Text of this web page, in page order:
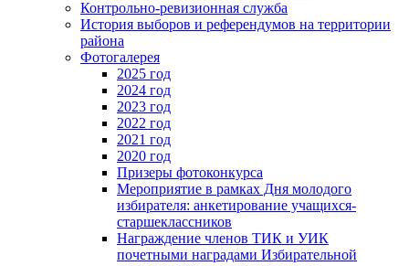
Контрольно-ревизионная служба
История выборов и референдумов на территории
района
Фотогалерея
2025 год
2024 год
2023 год
2022 год
2021 год
2020 год
Призеры фотоконкурса
Мероприятие в рамках Дня молодого
избирателя: анкетирование учащихся-
старшеклассников
Награждение членов ТИК и УИК
почетными наградами Избирательной